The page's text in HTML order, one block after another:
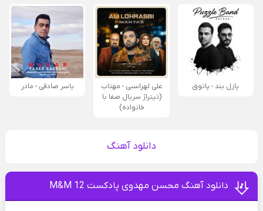
پازل بند - پاتوق
علی لهراسبی - مهتاب
(تیتراژ سریال صفا با
خانواده)
یاسر صادقی - مادر
دانلود آهنگ
دانلود آهنگ محسن مهدوی پادکست M&M 12